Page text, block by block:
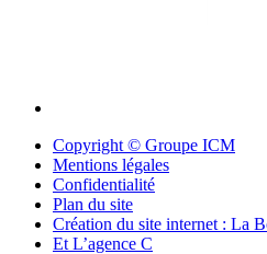
Copyright © Groupe ICM
Mentions légales
Confidentialité
Plan du site
Création du site internet : La
Et L’agence C